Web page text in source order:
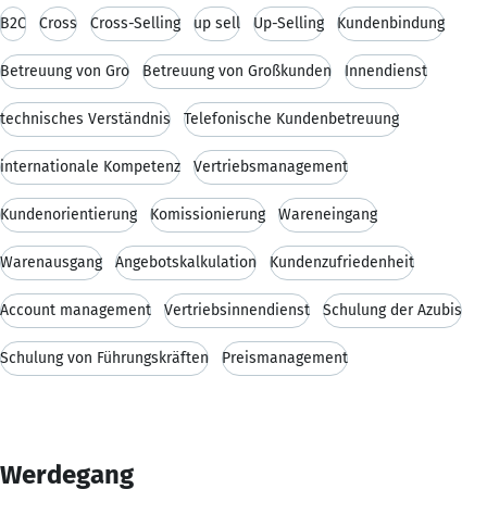
B2C Cross Cross-Selling up sell Up-Selling Kundenbindung
Betreuung von Gro Betreuung von Großkunden Innendienst
technisches Verständnis Telefonische Kundenbetreuung
internationale Kompetenz Vertriebsmanagement
Kundenorientierung Komissionierung Wareneingang
Warenausgang Angebotskalkulation Kundenzufriedenheit
Account management Vertriebsinnendienst Schulung der Azubis
Schulung von Führungskräften Preismanagement
Werdegang